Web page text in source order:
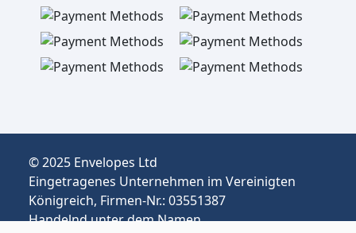
© 2025 Envelopes Ltd
Eingetragenes Unternehmen im Vereinigten
Königreich, Firmen-Nr.: 03551387
Handelnd unter dem Namen